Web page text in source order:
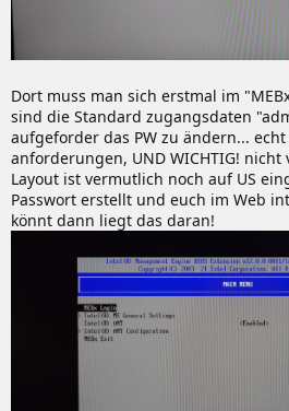
Dort muss man sich erstmal im
sind die Standard zugangsdaten
aufgeforder das PW zu ändern...
anforderungen, UND WICHTIG! nicht
Layout ist vermutlich noch auf US
Passwort erstellt und euch im Web
könnt dann liegt das daran!